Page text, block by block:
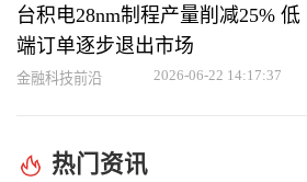
台积电28nm制程产量削减25% 低
端订单逐步退出市场
金融科技前沿 2026-06-22 14:17:37
热门资讯